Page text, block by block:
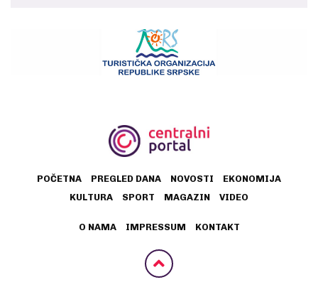
POČETNA PREGLED DANA NOVOSTI
EKONOMIJA
KULTURA
SPORT MAGAZIN VIDEO
O NAMA IMPRESSUM KONTAKT